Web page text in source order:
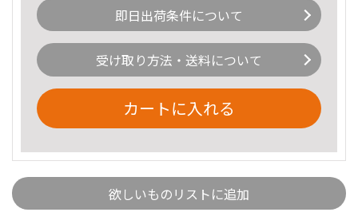
即日出荷条件について
受け取り方法・送料について
カートに入れる
欲しいものリストに追加